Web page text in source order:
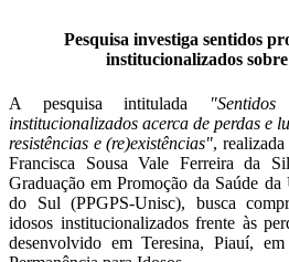
Pesquisa investiga sentidos
institucionalizados
A pesquisa intitulada
institucionalizados acerca de perdas e
resistências e (re)existências",
Francisca Sousa Vale Ferreira da
Graduação em Promoção da Saúde
do Sul (PPGPS-Unisc), busca
idosos institucionalizados frente às
desenvolvido em Teresina, Piauí,